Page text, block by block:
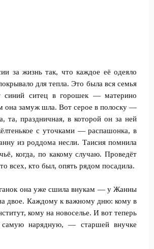
за жизнь так, что каждое её одеяло
для тепла. Это была вся семья
синий ситец в горошек — материно
она замуж шла. Вот серое в полоску —
та, праздничная, в которой он за ней
с уточками — распашонка, в
из роддома несли. Таисия помнила
когда, по какому случаю. Проведёт
всех, кто был, опять рядом посадила.
она уже сшила внукам — у Жанны
двое. Каждому к важному дню: кому в
кому на новоселье. И вот теперь
нарядную, — старшей внучке